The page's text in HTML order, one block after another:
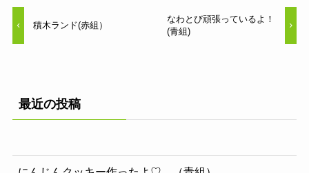
積木ランド(赤組）
なわとび頑張っているよ！
(青組)
最近の投稿